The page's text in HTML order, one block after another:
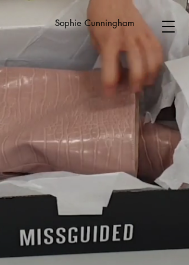
Sophie Cunningham